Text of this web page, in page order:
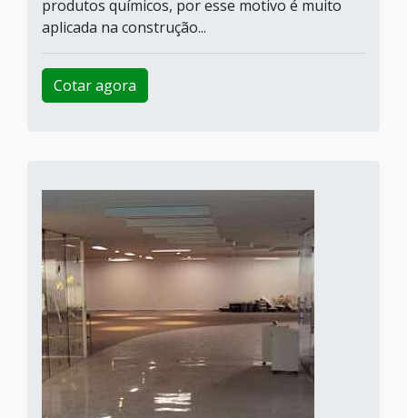
produtos químicos, por esse motivo é muito
aplicada na construção...
Cotar agora